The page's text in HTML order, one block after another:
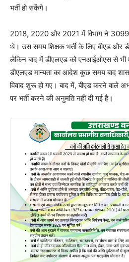
भर्ती हो सकेंगे।
2018, 2020 और 2021 में विभाग ने 3099
थे। उस समय शिक्षक भर्ती के लिए बीएड और
लेकिन बाद में डीएलएड को एनआईओएस से भी
डीएलएड मान्यता का आदेश कुछ समय बाद
विवाद शुरू हो गए। बाद में, बीएड करने वाले
पर भर्ती करने की अनुमति नहीं दी गई है।